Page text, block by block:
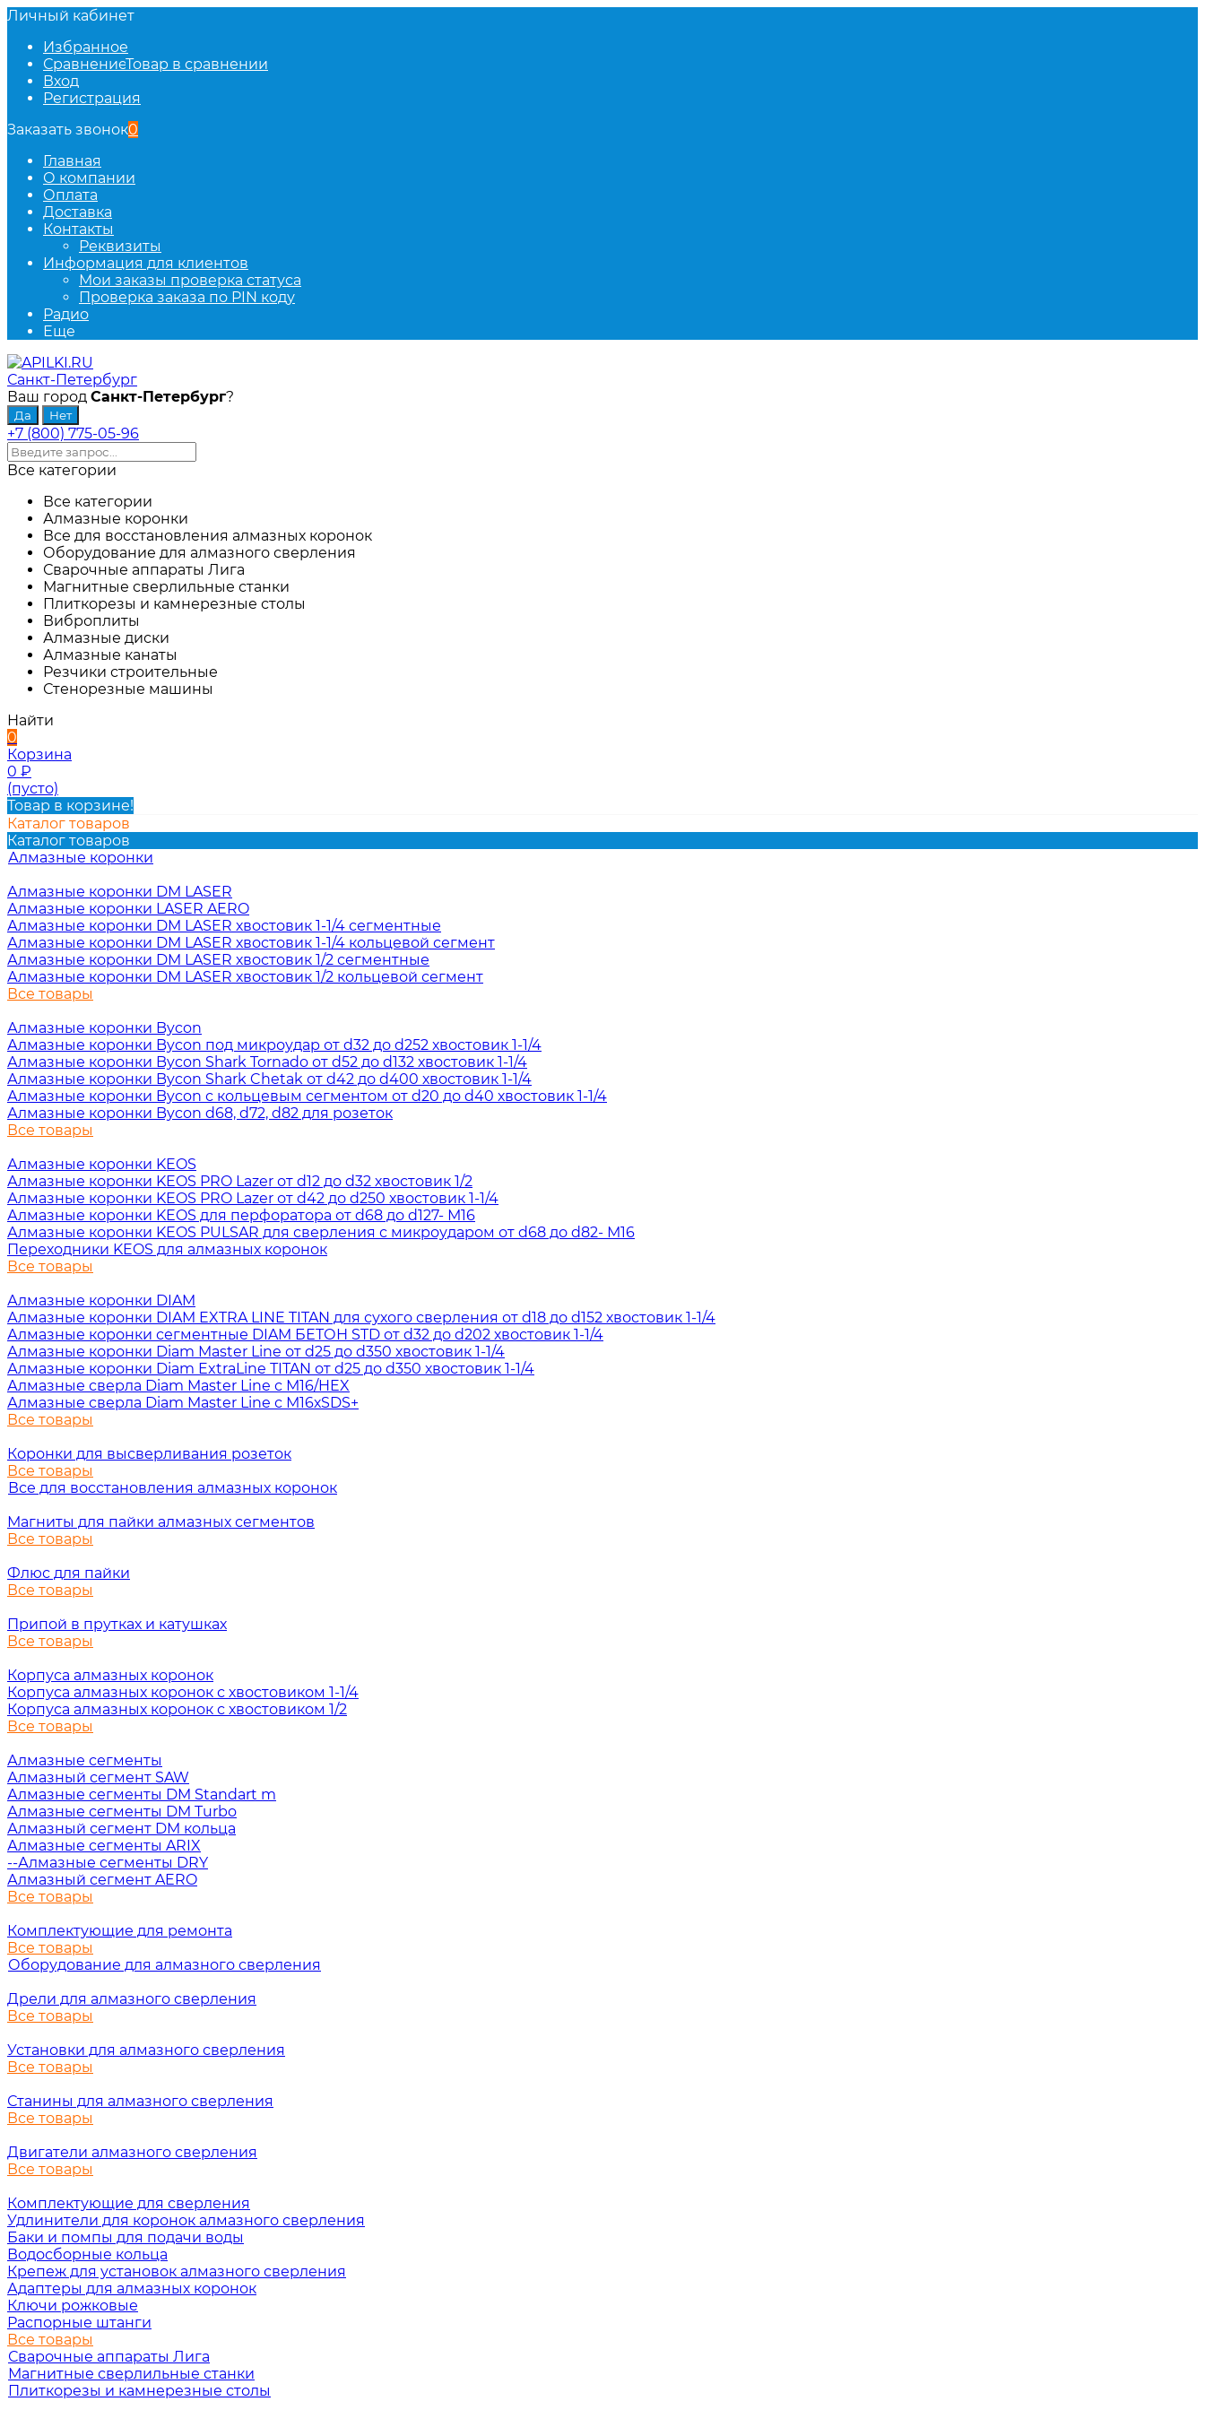
Личный кабинет
Избранное
СравнениеТовар в сравнении
Вход
Регистрация
Заказать звонок0
Главная
О компании
Оплата
Доставка
Контакты
Реквизиты
Информация для клиентов
Мои заказы проверка статуса
Проверка заказа по PIN коду
Радио
Еще
Санкт-Петербург
Ваш город Санкт-Петербург?
+7 (800) 775-05-96
Все категории
Все категории
Алмазные коронки
Все для восстановления алмазных коронок
Оборудование для алмазного сверления
Сварочные аппараты Лига
Магнитные сверлильные станки
Плиткорезы и камнерезные столы
Виброплиты
Алмазные диски
Алмазные канаты
Резчики строительные
Стенорезные машины
Найти
0
Корзина
0 ₽
(пусто)
Товар в корзине!
Каталог товаров
Каталог товаров
Алмазные коронки
Алмазные коронки DM LASER
Алмазные коронки LASER AERO
Алмазные коронки DM LASER хвостовик 1-1/4 сегментные
Алмазные коронки DM LASER хвостовик 1-1/4 кольцевой сегмент
Алмазные коронки DM LASER хвостовик 1/2 сегментные
Алмазные коронки DM LASER хвостовик 1/2 кольцевой сегмент
Все товары
Алмазные коронки Bycon
Алмазные коронки Bycon под микроудар от d32 до d252 хвостовик 1-1/4
Алмазные коронки Bycon Shark Tornado от d52 до d132 хвостовик 1-1/4
Алмазные коронки Bycon Shark Chetak от d42 до d400 хвостовик 1-1/4
Алмазные коронки Bycon с кольцевым сегментом от d20 до d40 хвостовик 1-1/4
Алмазные коронки Bycon d68, d72, d82 для розеток
Все товары
Алмазные коронки KEOS
Алмазные коронки KEOS PRO Lazer от d12 до d32 хвостовик 1/2
Алмазные коронки KEOS PRO Lazer от d42 до d250 хвостовик 1-1/4
Алмазные коронки KEOS для перфоратора от d68 до d127- М16
Алмазные коронки KEOS PULSAR для сверления с микроударом от d68 до d82- М16
Переходники KEOS для алмазных коронок
Все товары
Алмазные коронки DIAM
Алмазные коронки DIAM EXTRA LINE TITAN для сухого сверления от d18 до d152 хвостовик 1-1/4
Алмазные коронки сегментные DIAM БЕТОН STD от d32 до d202 хвостовик 1-1/4
Алмазные коронки Diam Master Line от d25 до d350 хвостовик 1-1/4
Алмазные коронки Diam ExtraLine ТITAN от d25 до d350 хвостовик 1-1/4
Алмазные сверла Diam Master Line с М16/HEX
Алмазные сверла Diam Master Line с М16хSDS+
Все товары
Коронки для высверливания розеток
Все товары
Все для восстановления алмазных коронок
Магниты для пайки алмазных сегментов
Все товары
Флюс для пайки
Все товары
Припой в прутках и катушках
Все товары
Корпуса алмазных коронок
Корпуса алмазных коронок с хвостовиком 1-1/4
Корпуса алмазных коронок с хвостовиком 1/2
Все товары
Алмазные сегменты
Алмазный сегмент SAW
Алмазные сегменты DM Standart m
Алмазные сегменты DM Turbo
Алмазный сегмент DM кольца
Алмазные сегменты ARIX
--Алмазные сегменты DRY
Алмазный сегмент AERO
Все товары
Комплектующие для ремонта
Все товары
Оборудование для алмазного сверления
Дрели для алмазного сверления
Все товары
Установки для алмазного сверления
Все товары
Станины для алмазного сверления
Все товары
Двигатели алмазного сверления
Все товары
Комплектующие для сверления
Удлинители для коронок алмазного сверления
Баки и помпы для подачи воды
Водосборные кольца
Крепеж для установок алмазного сверления
Адаптеры для алмазных коронок
Ключи рожковые
Распорные штанги
Все товары
Сварочные аппараты Лига
Магнитные сверлильные станки
Плиткорезы и камнерезные столы